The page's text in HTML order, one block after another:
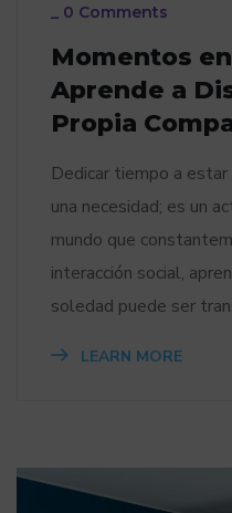
_ 0 Comments
Momentos
Aprende a
Propia
Dedicar tiempo a
una necesidad; es un
mundo que
interacción social,
soledad puede ser
LEARN MORE